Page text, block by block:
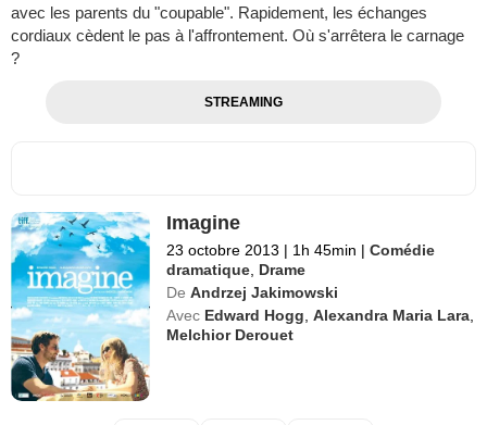
avec les parents du "coupable". Rapidement, les échanges
cordiaux cèdent le pas à l'affrontement. Où s'arrêtera le carnage
?
STREAMING
Imagine
23 octobre 2013 | 1h 45min | Comédie
dramatique Drame
De Andrzej Jakimowski
Avec Edward Hogg ,Alexandra Maria Lara
Melchior Derouet